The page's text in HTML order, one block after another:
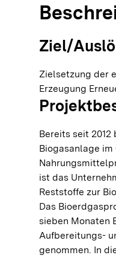
Ziel/
Zielsetzung der
Erzeugung
Bereits seit
Biogasanlage
ist das
Reststoffe zur
Das
sieben Monaten
Aufbereitungs-
genommen. In